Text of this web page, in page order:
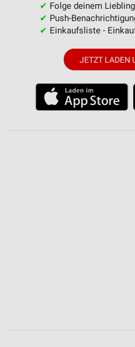
✔ Folge deinem
✔ Push-
✔ Einkaufsliste -
JETZT LADEN